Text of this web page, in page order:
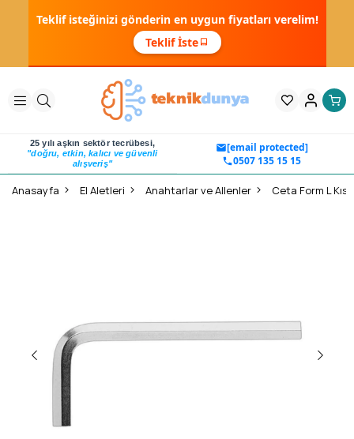
Teklif isteğinizi gönderin en uygun fiyatları verelim!
Teklif İste
25 yılı aşkın sektör tecrübesi,
"doğru, etkin, kalıcı ve güvenli
alışveriş"
[email protected]
0507 135 15 15
Anasayfa El Aletleri Anahtarlar ve Allenler